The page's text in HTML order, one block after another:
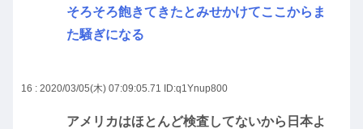
そろそろ飽きてきたとみせかけてここからま
た騒ぎになる
16 : 2020/03/05(木) 07:09:05.71 ID:q1Ynup800
アメリカはほとんど検査してないから日本よ